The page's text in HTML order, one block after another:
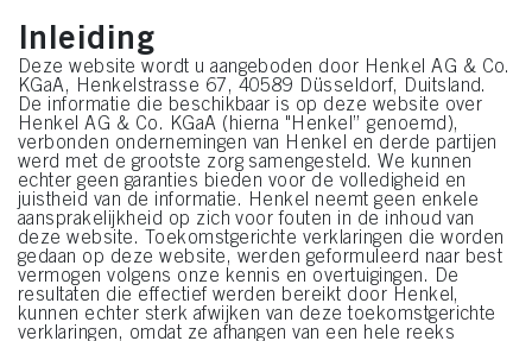
Inleiding
Deze website wordt u aangeboden door Henkel AG & Co.
KGaA, Henkelstrasse 67, 40589 Düsseldorf, Duitsland.
De informatie die beschikbaar is op deze website over
Henkel AG & Co. KGaA (hierna "Henkel” genoemd),
verbonden ondernemingen van Henkel en derde partijen
werd met de grootste zorg samengesteld. We kunnen
echter geen garanties bieden voor de volledigheid en
juistheid van de informatie. Henkel neemt geen enkele
aansprakelijkheid op zich voor fouten in de inhoud van
deze website. Toekomstgerichte verklaringen die worden
gedaan op deze website, werden geformuleerd naar best
vermogen volgens onze kennis en overtuigingen. De
resultaten die effectief werden bereikt door Henkel,
kunnen echter sterk afwijken van deze toekomstgerichte
verklaringen, omdat ze afhangen van een hele reeks